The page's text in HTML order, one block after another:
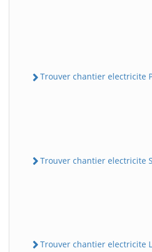
Trouver chantier electricite
Trouver chantier electricite
Trouver chantier electricite